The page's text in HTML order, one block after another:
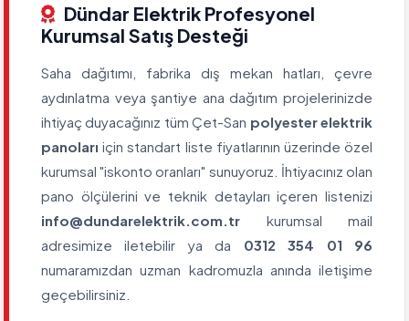
Dündar Elektrik Profesyonel
Kurumsal Satış Desteği
Saha dağıtımı, fabrika dış mekan hatları, çevre
aydınlatma veya şantiye ana dağıtım projelerinizde
ihtiyaç duyacağınız tüm Çet-San polyester elektrik
panoları için standart liste fiyatlarının üzerinde özel
kurumsal "iskonto oranları" sunuyoruz. İhtiyacınız olan
pano ölçülerini ve teknik detayları içeren listenizi
info@dundarelektrik.com.tr kurumsal mail
adresimize iletebilir ya da 0312 354 01 96
numaramızdan uzman kadromuzla anında iletişime
geçebilirsiniz.